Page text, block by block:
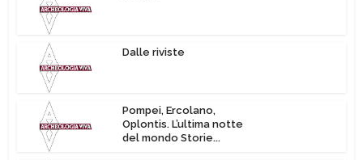
Dalle riviste
Pompei, Ercolano,
Oplontis. L’ultima notte
del mondo Storie...